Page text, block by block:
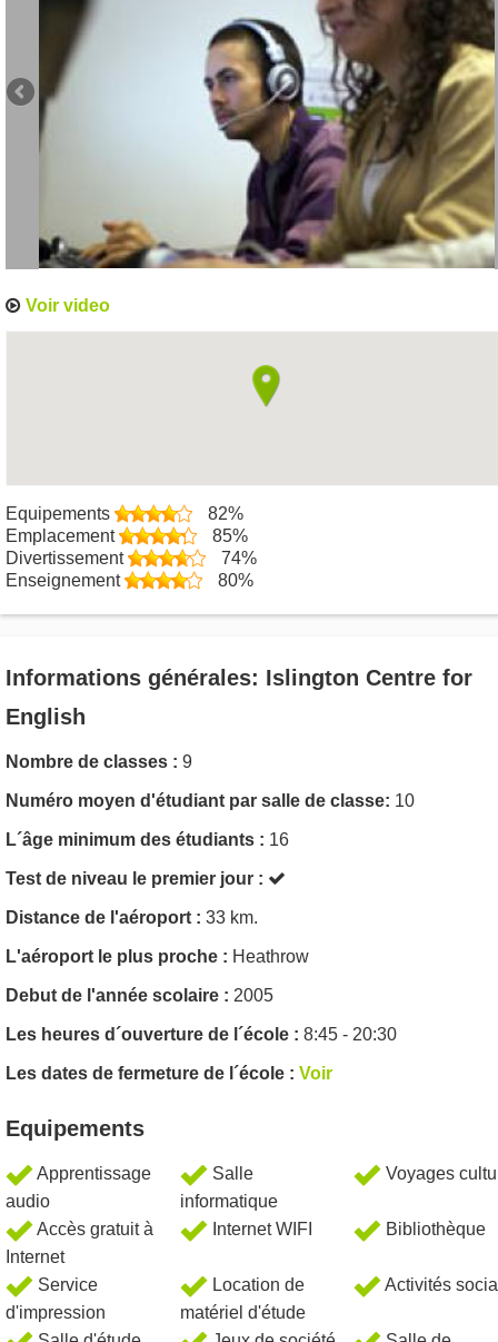
Voir video
Equipements
82%
Emplacement
85%
Divertissement
74%
Enseignement
80%
Informations générales: Islington Centre for
English
Nombre de classes : 9
Numéro moyen d'étudiant par salle de classe: 10
L´âge minimum des étudiants : 16
Test de niveau le premier jour :
Distance de l'aéroport : 33 km.
L'aéroport le plus proche : Heathrow
Debut de l'année scolaire : 2005
Les heures d´ouverture de l´école : 8:45 - 20:30
Les dates de fermeture de l´école : Voir
Equipements
Apprentissage
audio
Salle
informatique
Voyages
Accès gratuit à
Internet
Internet WIFI Bibliothèque
Service
d'impression
Location de
matériel d'étude
Activités